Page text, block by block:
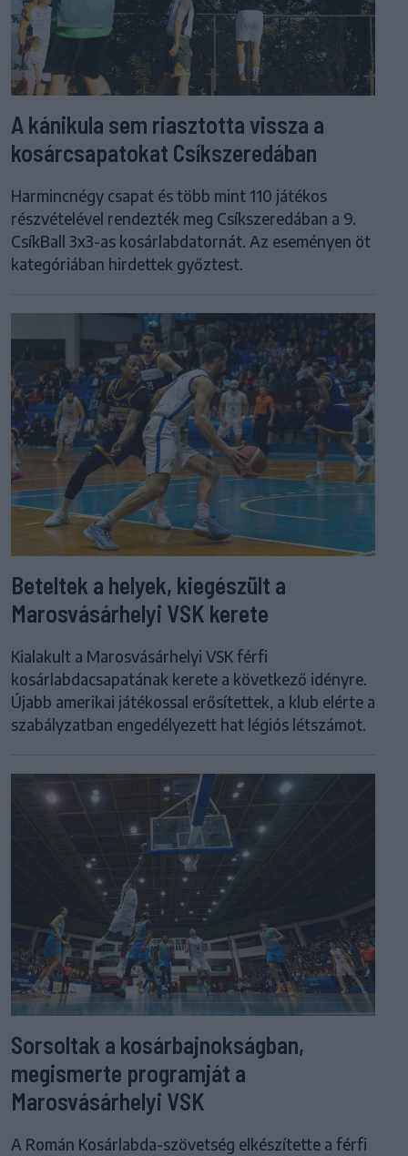
A kánikula sem riasztotta vissza a
kosárcsapatokat Csíkszeredában
Harmincnégy csapat és több mint 110 játékos
részvételével rendezték meg Csíkszeredában a 9.
CsíkBall 3x3-as kosárlabdatornát. Az eseményen öt
kategóriában hirdettek győztest.
Beteltek a helyek, kiegészült a
Marosvásárhelyi VSK kerete
Kialakult a Marosvásárhelyi VSK férfi
kosárlabdacsapatának kerete a következő idényre.
Újabb amerikai játékossal erősítettek, a klub elérte a
szabályzatban engedélyezett hat légiós létszámot.
Sorsoltak a kosárbajnokságban,
megismerte programját a
Marosvásárhelyi VSK
A Román Kosárlabda-szövetség elkészítette a férfi